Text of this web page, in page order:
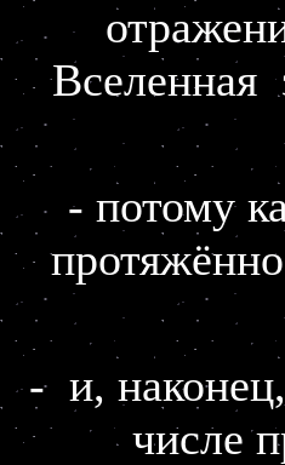
Вселенная
- потому
- и,
числе